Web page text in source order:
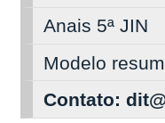
Anais 5ª JIN
Modelo
Contato: